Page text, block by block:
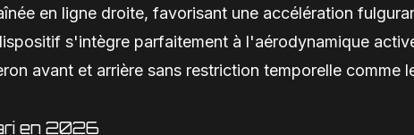
en ligne droite, favorisant une accélération
s'intègre parfaitement à l'aérodynamique
avant et arrière sans restriction temporelle comme
en 2026